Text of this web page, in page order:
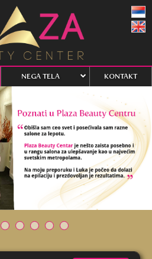
NEGA TELA KONTAKT